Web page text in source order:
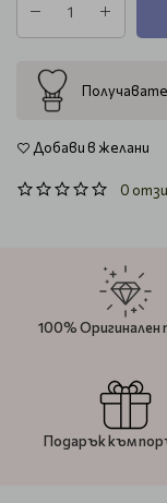
Получавате
Добави в желани
0
100% Оригинален
Подарък към